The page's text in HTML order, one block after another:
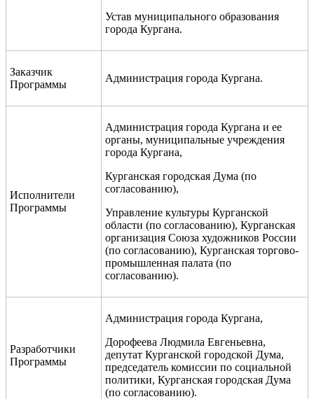
Устав муниципального образования
города Кургана.
Заказчик
Программы
Администрация города Кургана.
Исполнители
Программы
Администрация города Кургана и ее
органы, муниципальные учреждения
города Кургана,
Курганская городская Дума (по
согласованию),
Управление культуры Курганской
области (по согласованию), Курганская
организация Союза художников России
(по согласованию), Курганская торгово-
промышленная палата (по
согласованию).
Разработчики
Программы
Администрация города Кургана,
Дорофеева Людмила Евгеньевна,
депутат Курганской городской Дума,
председатель комиссии по социальной
политики, Курганская городская Дума
(по согласованию).